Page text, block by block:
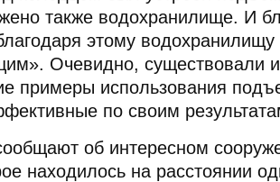
также водохранилище. И
этому водохранилищу
Очевидно, существовали и
примеры использования
по своим
об интересном
находилось на расстоянии